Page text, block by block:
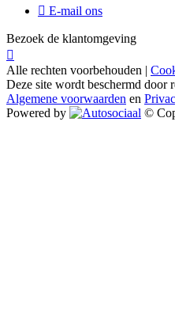
E-mail ons
Bezoek de klantomgeving
Alle rechten voorbehouden |
Deze site wordt beschermd
Algemene voorwaarden en
Powered by
©